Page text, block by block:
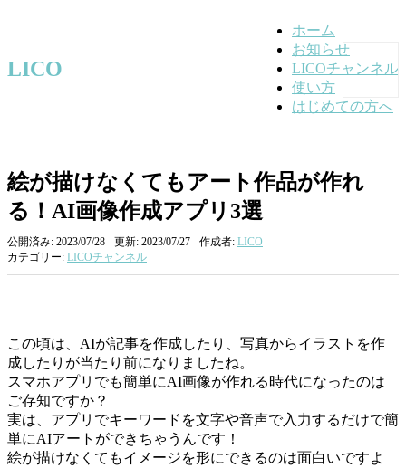
LICO
ホーム
お知らせ
LICOチャンネル
使い方
はじめての方へ
絵が描けなくてもアート作品が作れ
る！AI画像作成アプリ3選
公開済み: 2023/07/28 更新: 2023/07/27 作成者: LICO
カテゴリー: LICOチャンネル
この頃は、AIが記事を作成したり、写真からイラストを作
成したりが当たり前になりましたね。
スマホアプリでも簡単にAI画像が作れる時代になったのは
ご存知ですか？
実は、アプリでキーワードを文字や音声で入力するだけで簡
単にAIアートができちゃうんです！
絵が描けなくてもイメージを形にできるのは面白いですよ